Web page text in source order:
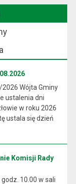
Wójta Gminy
ustalenia dni
w roku 2026
ustala się dzień
Komisji Rady
10.00 w sali